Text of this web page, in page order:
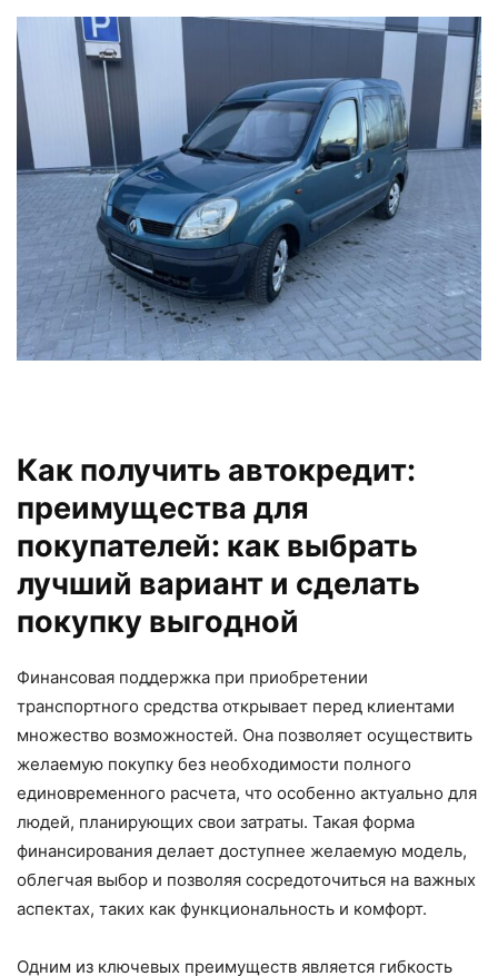
Как получить автокредит:
преимущества для
покупателей: как выбрать
лучший вариант и сделать
покупку выгодной
Финансовая поддержка при приобретении
транспортного средства открывает перед клиентами
множество возможностей. Она позволяет осуществить
желаемую покупку без необходимости полного
единовременного расчета, что особенно актуально для
людей, планирующих свои затраты. Такая форма
финансирования делает доступнее желаемую модель,
облегчая выбор и позволяя сосредоточиться на важных
аспектах, таких как функциональность и комфорт.
Одним из ключевых преимуществ является гибкость